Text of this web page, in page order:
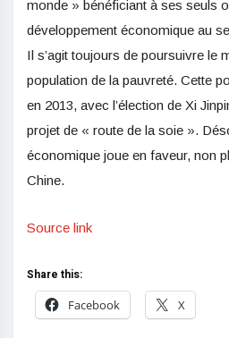
monde » bénéficiant à ses seuls
développement économique au
Il s’agit toujours de poursuivre le
population de la pauvreté. Cette
en 2013, avec l’élection de Xi
projet de « route de la soie ».
économique joue en faveur, non
Chine.
Source link
Share this:
Facebook
X